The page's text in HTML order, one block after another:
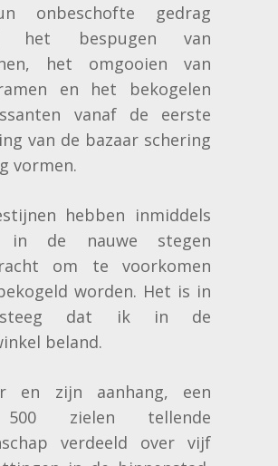
onbeschofte gedrag
het bespugen van
het omgooien van
en het bekogelen
vanaf de eerste
van de bazaar schering
vormen.
hebben inmiddels
in de nauwe stegen
om te voorkomen
worden. Het is in
steeg dat ik in de
beland.
en zijn aanhang, een
zielen tellende
verdeeld over vijf